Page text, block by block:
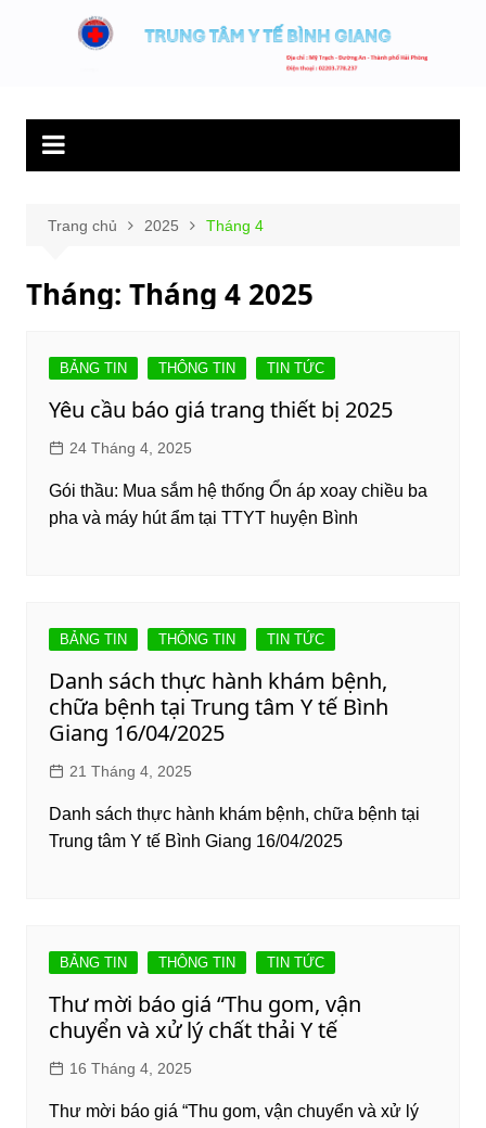
dung
Trung tâm y tế
Hết lòng phục vụ người bệnh và sức khỏe cộng đồng.
Trang chủ 2025 Tháng 4
Tháng: Tháng 4 2025
BẢNG TIN THÔNG TIN TIN TỨC
Yêu cầu báo giá trang thiết bị 2025
24 Tháng 4, 2025
Gói thầu: Mua sắm hệ thống Ổn áp xoay chiều ba
pha và máy hút ẩm tại TTYT huyện Bình
BẢNG TIN THÔNG TIN TIN TỨC
Danh sách thực hành khám bệnh,
chữa bệnh tại Trung tâm Y tế Bình
Giang 16/04/2025
21 Tháng 4, 2025
Danh sách thực hành khám bệnh, chữa bệnh tại
Trung tâm Y tế Bình Giang 16/04/2025
BẢNG TIN THÔNG TIN TIN TỨC
Thư mời báo giá “Thu gom, vận
chuyển và xử lý chất thải Y tế
16 Tháng 4, 2025
Thư mời báo giá “Thu gom, vận chuyển và xử lý